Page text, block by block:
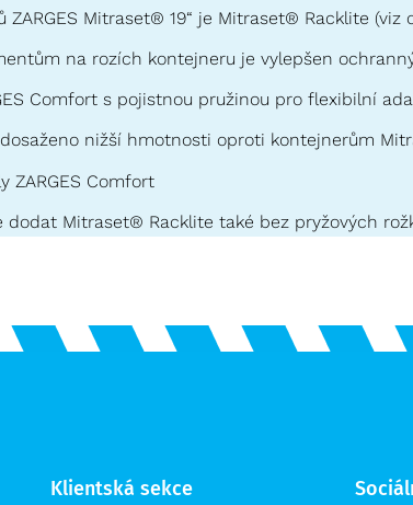
ZARGES Mitraset® 19“ je Mitraset® Racklite (viz
na rozích kontejneru je vylepšen
Comfort s pojistnou pružinou pro flexibilní
nižší hmotnosti oproti kontejnerům
ZARGES Comfort
dodat Mitraset® Racklite také bez pryžových
Klientská sekce